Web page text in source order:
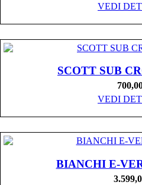
VEDI
SCOTT SUB
VEDI
BIANCHI E-